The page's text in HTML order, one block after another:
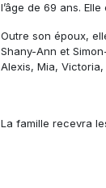
l’âge de 69 ans.
Outre son époux,
Shany-Ann et
Alexis, Mia,
La famille recevra